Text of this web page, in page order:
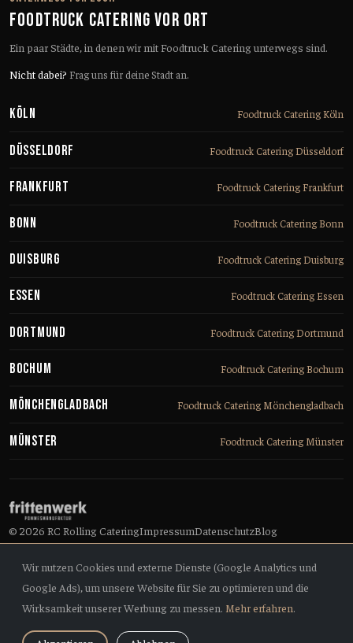
FOODTRUCK CATERING VOR ORT
Ein paar Städte, in denen wir mit Foodtruck Catering unterwegs sind.
Nicht dabei? Frag uns für deine Stadt an.
Köln Foodtruck Catering Köln
Düsseldorf Foodtruck Catering Düsseldorf
Frankfurt Foodtruck Catering Frankfurt
Bonn Foodtruck Catering Bonn
Duisburg Foodtruck Catering Duisburg
Essen Foodtruck Catering Essen
Dortmund Foodtruck Catering Dortmund
Bochum Foodtruck Catering Bochum
Mönchengladbach Foodtruck Catering Mönchengladbach
Münster Foodtruck Catering Münster
© 2026 RC Rolling CateringImpressumDatenschutzBlog
Wir nutzen Cookies und externe Dienste (Google Analytics und
Google Ads), um unsere Website für Sie zu optimieren und die
Wirksamkeit unserer Werbung zu messen. Mehr erfahren.